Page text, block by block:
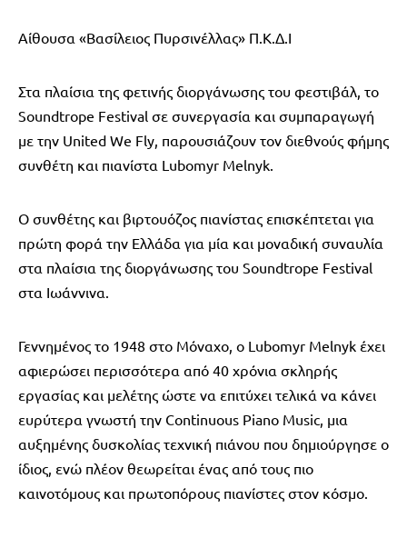
Αίθουσα «Βασίλειος Πυρσινέλλας» Π.Κ.Δ.Ι
Στα πλαίσια της φετινής διοργάνωσης του φεστιβάλ, το
Soundtrope Festival σε συνεργασία και συμπαραγωγή
με την United We Fly, παρουσιάζουν τον διεθνούς φήμης
συνθέτη και πιανίστα Lubomyr Melnyk.
Ο συνθέτης και βιρτουόζος πιανίστας επισκέπτεται για
πρώτη φορά την Ελλάδα για μία και μοναδική συναυλία
στα πλαίσια της διοργάνωσης του Soundtrope Festival
στα Ιωάννινα.
Γεννημένος το 1948 στο Μόναχο, ο Lubomyr Melnyk έχει
αφιερώσει περισσότερα από 40 χρόνια σκληρής
εργασίας και μελέτης ώστε να επιτύχει τελικά να κάνει
ευρύτερα γνωστή την Continuous Piano Music, μια
αυξημένης δυσκολίας τεχνική πιάνου που δημιούργησε ο
ίδιος, ενώ πλέον θεωρείται ένας από τους πιο
καινοτόμους και πρωτοπόρους πιανίστες στον κόσμο.